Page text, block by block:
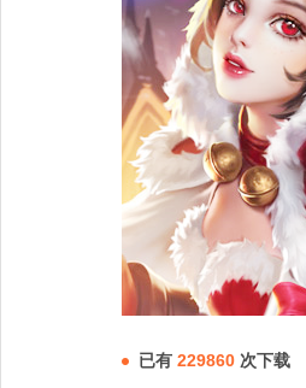
已有 229860 次下载